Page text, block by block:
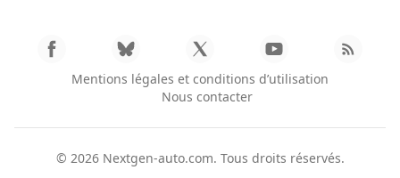
Mentions légales et conditions d’utilisation
Nous contacter
© 2026 Nextgen-auto.com. Tous droits réservés.